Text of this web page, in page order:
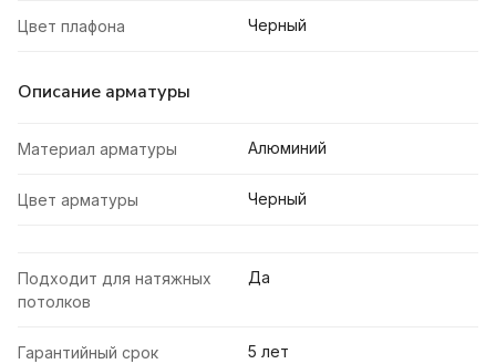
Цвет плафона Черный
Описание арматуры
Материал арматуры Алюминий
Цвет арматуры Черный
Подходит для натяжных
потолков
Да
Гарантийный срок 5 лет